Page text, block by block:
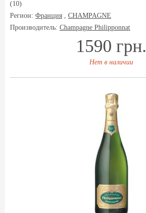
(10)
Регион: Франция , CHAMPAGNE
Производитель: Champagne Philipponnat
1590 грн.
Нет в наличии